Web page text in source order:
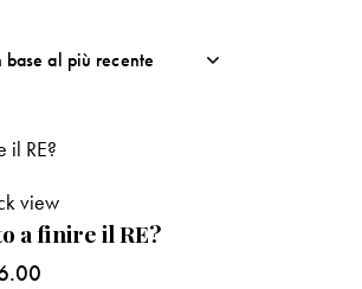
a finire il RE?
view